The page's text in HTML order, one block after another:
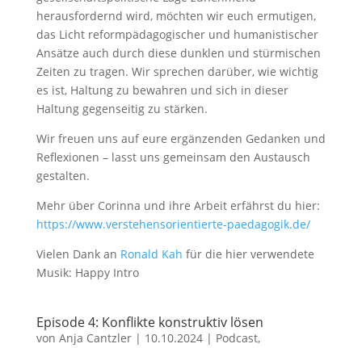
herausfordernd wird, möchten wir euch ermutigen,
das Licht reformpädagogischer und humanistischer
Ansätze auch durch diese dunklen und stürmischen
Zeiten zu tragen. Wir sprechen darüber, wie wichtig
es ist, Haltung zu bewahren und sich in dieser
Haltung gegenseitig zu stärken.
Wir freuen uns auf eure ergänzenden Gedanken und
Reflexionen – lasst uns gemeinsam den Austausch
gestalten.
Mehr über Corinna und ihre Arbeit erfährst du hier:
https://www.verstehensorientierte-paedagogik.de/
Vielen Dank an Ronald Kah für die hier verwendete
Musik: Happy Intro
Episode 4: Konflikte konstruktiv lösen
von Anja Cantzler| 10.10.2024| Podcast,